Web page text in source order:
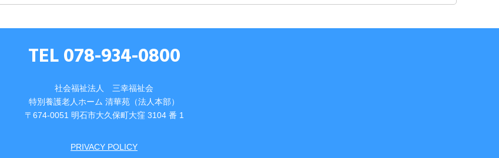
TEL 078-934-0800
社会福祉法人 三幸福祉会
特別養護⽼⼈ホーム 清華苑（法⼈本部）
〒674-0051 明⽯市⼤久保町⼤窪 3104 番 1
PRIVACY POLICY